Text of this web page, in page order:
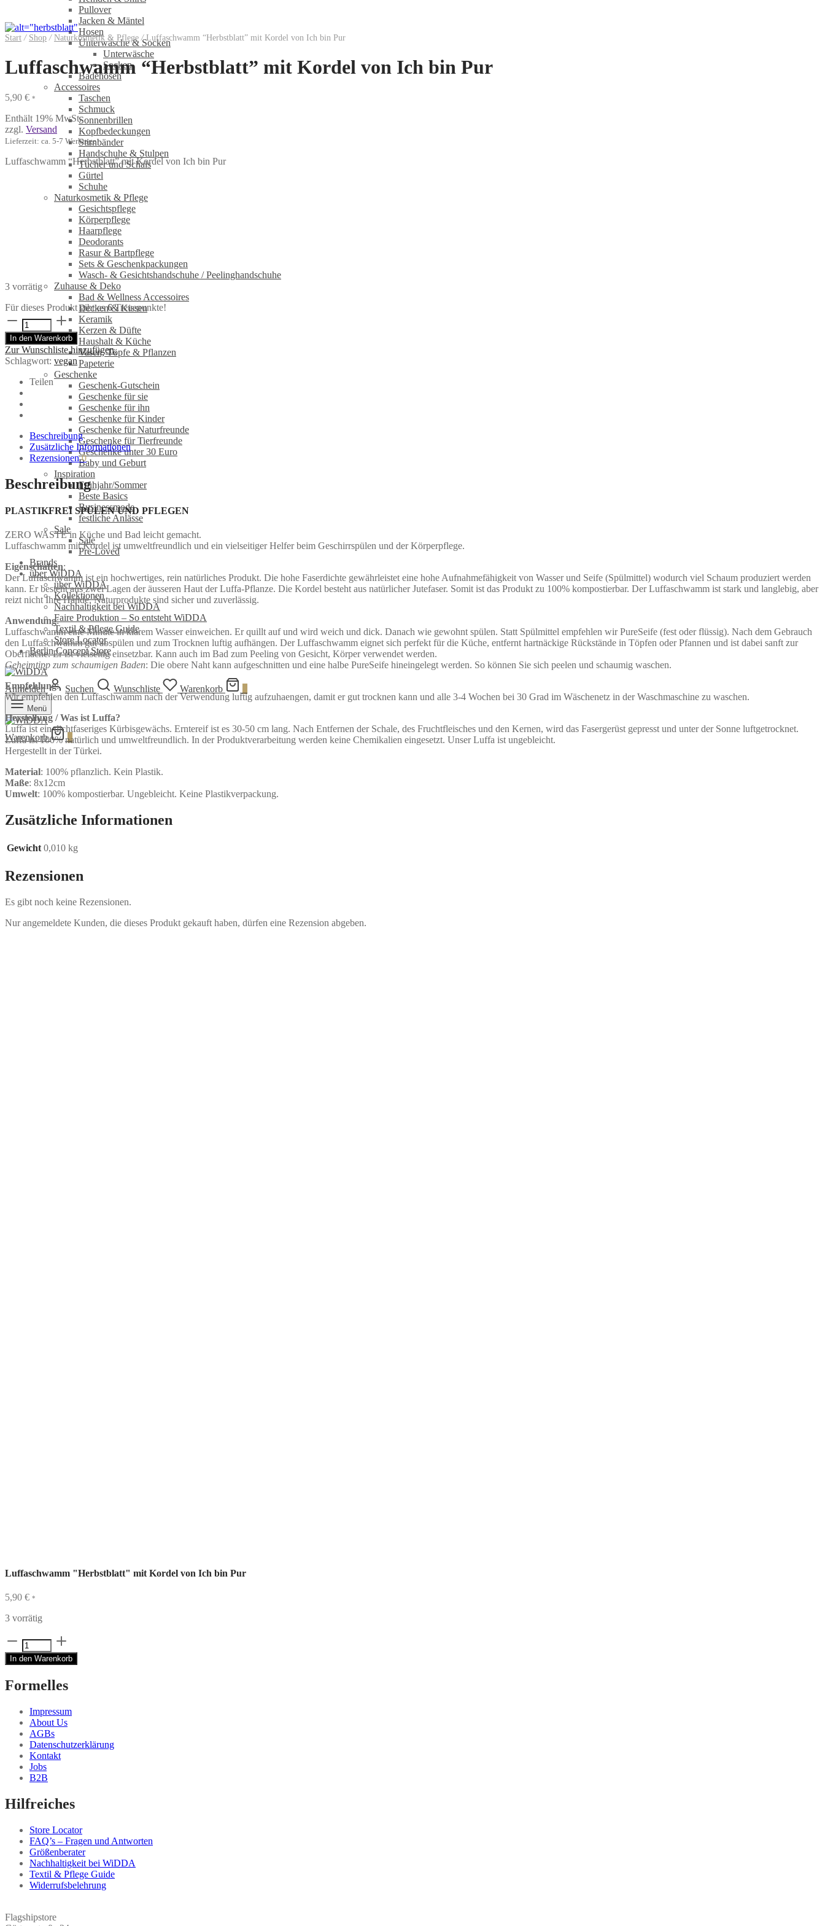
Pullover
Jacken & Mäntel
Hosen
Unterwäsche & Socken
Unterwäsche
Socken
Badehosen
Accessoires
Taschen
Schmuck
Sonnenbrillen
Kopfbedeckungen
Stirnbänder
Handschuhe & Stulpen
Tücher und Schals
Gürtel
Schuhe
Naturkosmetik & Pflege
Gesichtspflege
Körperpflege
Haarpflege
Deodorants
Rasur & Bartpflege
Sets & Geschenkpackungen
Wasch‑ & Gesichtshandschuhe / Peelinghandschuhe
Zuhause & Deko
Bad & Wellness Accessoires
Decken & Kissen
Keramik
Kerzen & Düfte
Haushalt & Küche
Vasen, Töpfe & Pflanzen
Papeterie
Geschenke
Geschenk-Gutschein
Geschenke für sie
Geschenke für ihn
Geschenke für Kinder
Geschenke für Naturfreunde
Geschenke für Tierfreunde
Geschenke unter 30 Euro
Baby und Geburt
Inspiration
Frühjahr/Sommer
Beste Basics
Businessmode
festliche Anlässe
Sale
Sale
Pre-Loved
Brands
über WiDDA
über WiDDA
Kollektionen
Nachhaltigkeit bei WiDDA
Faire Produktion – So entsteht WiDDA
Textil & Pflege Guide
Store Locator
Berlin Concept Store
Anmelden Suchen Wunschliste Warenkorb
Menü
Warenkorb 0
Start / Shop / Naturkosmetik & Pflege /Luffaschwamm “Herbstblatt” mit Kordel von Ich bin Pur
Luffaschwamm “Herbstblatt” mit Kordel von Ich bin Pur
5,90 € *
Enthält 19% MwSt.
zzgl. Versand
Lieferzeit: ca. 5-7 Werktage
Luffaschwamm “Herbstblatt” mit Kordel von Ich bin Pur
3 vorrätig
Für dieses Produkt gibt es6Treuepunkte!
Luffaschwamm
"Herbstblatt"
mit
Kordel
von
bin
Pur
Menge
In den Warenkorb
Zur Wunschliste hinzufügen.
Schlagwort: vegan
Teilen
Beschreibung
Zusätzliche Informationen
Rezensionen0
Beschreibung
PLASTIKFREI SPÜLEN UND PFLEGEN
ZERO WASTE in Küche und Bad leicht gemacht.
Luffaschwamm mit Kordel ist umweltfreundlich und ein vielseitiger Helfer beim Geschirrspülen und der Körperpflege.
Eigenschaften:
Der Luffaschwamm ist ein hochwertiges, rein natürliches Produkt. Die hohe Faserdichte gewährleistet eine hohe Aufnahmefähigkeit von Wasser und Seife (Spülmittel) wodurch viel Schaum produziert werden
kann. Er besteht aus zwei Lagen der äusseren Haut der Luffa-Pflanze. Die Kordel besteht aus natürlicher Jutefaser. Somit ist das Produkt zu 100% kompostierbar. Der Luffaschwamm ist stark und langlebig, aber
reizt nicht Ihre Hände. Naturprodukte sind sicher und zuverlässig.
Anwendung:
Luffaschwamm eine Minute in klarem Wasser einweichen. Er quillt auf und wird weich und dick. Danach wie gewohnt spülen. Statt Spülmittel empfehlen wir PureSeife (fest oder flüssig). Nach dem Gebrauch
den Luffaschwamm gut abspülen und zum Trocknen luftig aufhängen. Der Luffaschwamm eignet sich perfekt für die Küche, entfernt hartnäckige Rückstände in Töpfen oder Pfannen und ist dabei sanft zur
Oberfläche. Er ist vielseitig einsetzbar. Kann auch im Bad zum Peeling von Gesicht, Körper verwendet werden.
Geheimtipp zum schaumigen Baden: Die obere Naht kann aufgeschnitten und eine halbe PureSeife hineingelegt werden. So können Sie sich peelen und schaumig waschen.
Empfehlung:
Wir empfehlen den Luffaschwamm nach der Verwendung luftig aufzuhaengen, damit er gut trocknen kann und alle 3-4 Wochen bei 30 Grad im Wäschenetz in der Waschmaschine zu waschen.
Herstellung / Was ist Luffa?
Luffa ist ein dichtfaseriges Kürbisgewächs. Erntereif ist es 30-50 cm lang. Nach Entfernen der Schale, des Fruchtfleisches und den Kernen, wird das Fasergerüst gepresst und unter der Sonne luftgetrocknet.
Luffa ist 100% natürlich und umweltfreundlich. In der Produktverarbeitung werden keine Chemikalien eingesetzt. Unser Luffa ist ungebleicht.
Hergestellt in der Türkei.
Material: 100% pflanzlich. Kein Plastik.
Maße: 8x12cm
Umwelt: 100% kompostierbar. Ungebleicht. Keine Plastikverpackung.
Zusätzliche Informationen
Gewicht 0,010 kg
Rezensionen
Es gibt noch keine Rezensionen.
Nur angemeldete Kunden, die dieses Produkt gekauft haben, dürfen eine Rezension abgeben.
Luffaschwamm "Herbstblatt" mit Kordel von Ich bin Pur
5,90 € *
3 vorrätig
Luffaschwamm
"Herbstblatt"
mit
von
Pur
Menge
In den Warenkorb
Formelles
Impressum
About Us
AGBs
Datenschutzerklärung
Kontakt
Jobs
B2B
Hilfreiches
Store Locator
FAQ’s – Fragen und Antworten
Größenberater
Nachhaltigkeit bei WiDDA
Textil & Pflege Guide
Widerrufsbelehrung
Flagshipstore